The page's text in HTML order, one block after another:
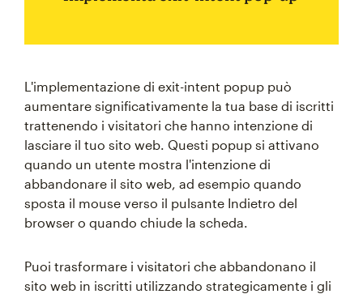
L'implementazione di exit-intent popup può
aumentare significativamente la tua base di iscritti
trattenendo i visitatori che hanno intenzione di
lasciare il tuo sito web. Questi popup si attivano
quando un utente mostra l'intenzione di
abbandonare il sito web, ad esempio quando
sposta il mouse verso il pulsante Indietro del
browser o quando chiude la scheda.
Puoi trasformare i visitatori che abbandonano il
sito web in iscritti utilizzando strategicamente i gli